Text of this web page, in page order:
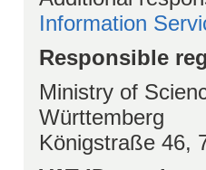
Information
Responsible
Ministry of
Württemberg
Königstraße 46,